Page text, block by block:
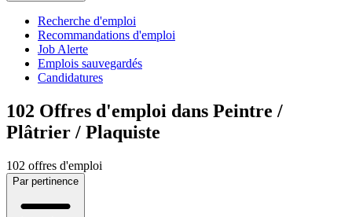
Recherche d'emploi
Recommandations d'emploi
Job Alerte
Emplois sauvegardés
Candidatures
102 Offres d'emploi dans Peintre /
Plâtrier / Plaquiste
102 offres d'emploi
Par pertinence